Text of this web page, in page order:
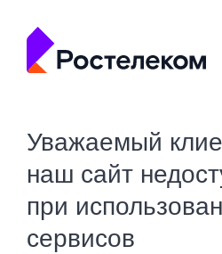
Уважаемый
наш сайт
при
сервисов